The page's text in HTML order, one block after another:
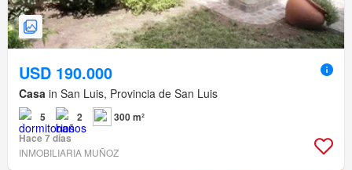
USD 190.000
Casa in San Luis, Provincia de San Luis
5 2
300 m²
Hace 7 días
INMOBILIARIA MUÑOZ